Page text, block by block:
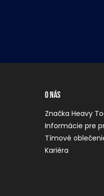
O nás
Značka Heavy
Informácie pre
Tímové
Kariéra